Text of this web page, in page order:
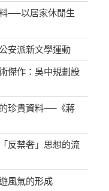
──以居家休閒生
派新文學運動
作：吳中規劃設
珍貴資料──《蔣
禁奢」思想的流
風氣的形成